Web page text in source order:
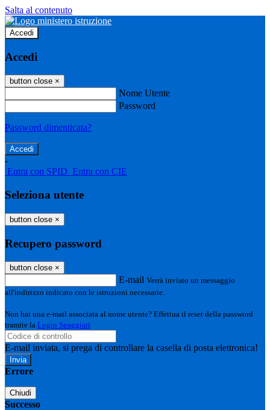
Salta al contenuto
Accedi
Accedi
button close ×
Nome Utente
Password
Password dimenticata?
-
Entra con SPID Entra con CIE
Seleziona utente
button close ×
Recupero password
button close ×
E-mail Verrà inviato un messaggio
all'indirizzo indicato con le istruzioni necessarie.
Non hai una e-mail associata al nome utente? Effettua il reset della password
tramite la Login Spaggiari
E-mail inviata, si prega di controllare la casella di posta elettronica!
Errore
Chiudi
Successo